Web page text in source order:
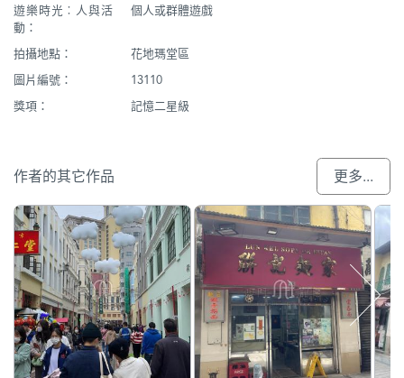
遊樂時光︰人與活
動：
個人或群體遊戲
拍攝地點：
花地瑪堂區
圖片編號：
13110
獎項：
記憶二星級
作者的其它作品 更多...